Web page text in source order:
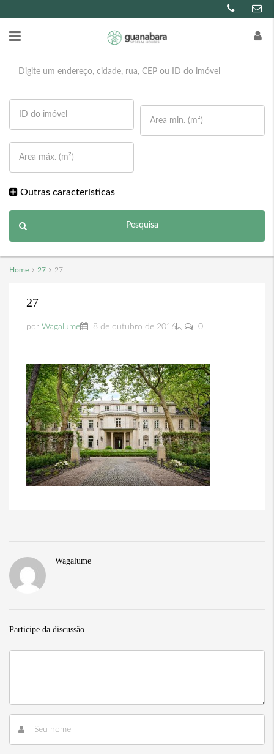
Outras características
Pesquisa
Home 27 27
27
por Wagalume 8 de outubro de 2016 0
Wagalume
Participe da discussão